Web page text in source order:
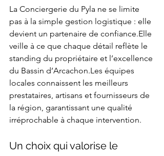
La Conciergerie du Pyla ne se limite
pas à la simple gestion logistique : elle
devient un partenaire de confiance.Elle
veille à ce que chaque détail reflète le
standing du propriétaire et l’excellence
du Bassin d’Arcachon.Les équipes
locales connaissent les meilleurs
prestataires, artisans et fournisseurs de
la région, garantissant une qualité
irréprochable à chaque intervention.
Un choix qui valorise le